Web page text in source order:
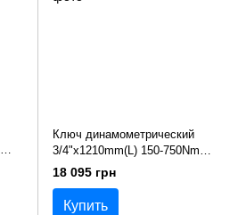
Ключ динамометрический
3/4"x1210mm(L) 150-750Nm
Toptul ANAU2475
18 095 грн
Купить